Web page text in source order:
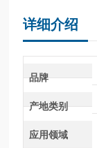
详细介绍
品牌
产地类别
应用领域